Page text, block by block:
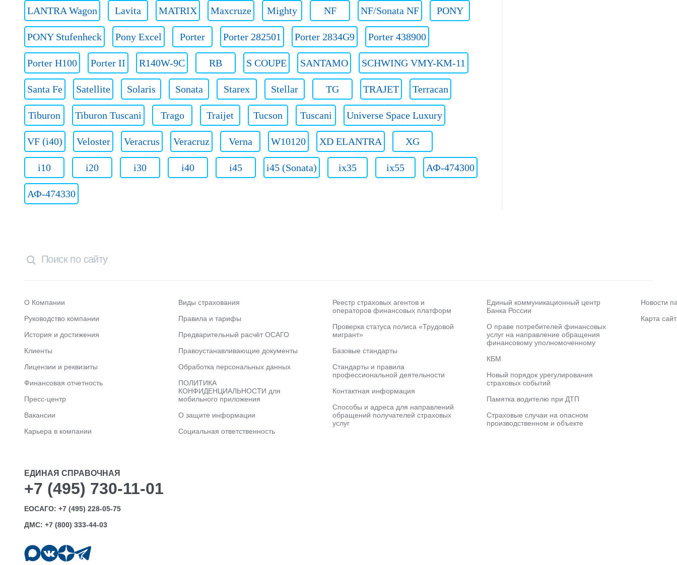
LANTRA Wagon Lavita MATRIX Maxcruze Mighty NF NF/Sonata NF PONY
PONY Stufenheck Pony Excel Porter Porter 282501 Porter 2834G9 Porter 438900
Porter H100 Porter II R140W-9C RB S COUPE SANTAMO SCHWING VMY-KM-11
Santa Fe Satellite Solaris Sonata Starex Stellar TG TRAJET Terracan
Tiburon Tiburon Tuscani Trago Traijet Tucson Tuscani Universe Space Luxury
VF (i40) Veloster Veracrus Veracruz Verna W10120 XD ELANTRA XG
i10 i20 i30 i40 i45 i45 (Sonata) ix35 ix55 АФ-474300
АФ-474330
О Компании
Руководство компании
История и достижения
Клиенты
Лицензии и реквизиты
Финансовая отчетность
Пресс-центр
Вакансии
Карьера в компании
Виды страхования
Правила и тарифы
Предварительный расчёт ОСАГО
Правоустанавливающие документы
Обработка персональных данных
ПОЛИТИКА
КОНФИДЕНЦИАЛЬНОСТИ для
мобильного приложения
О защите информации
Социальная ответственность
Реестр страховых агентов и
операторов финансовых платформ
Проверка статуса полиса «Трудовой
мигрант»
Базовые стандарты
Стандарты и правила
профессиональной деятельности
Контактная информация
Способы и адреса для направлений
обращений получателей страховых
услуг
Единый коммуникационный центр
Банка России
О праве потребителей финансовых
услуг на направление обращения
финансовому уполномоченному
КБМ
Новый порядок урегулирования
страховых событий
Памятка водителю при ДТП
Страховые случаи на опасном
производственном и объекте
Новости
Карта
ЕДИНАЯ СПРАВОЧНАЯ
+7 (495) 730-11-01
ЕОСАГО: +7 (495) 228-05-75
ДМС: +7 (800) 333-44-03